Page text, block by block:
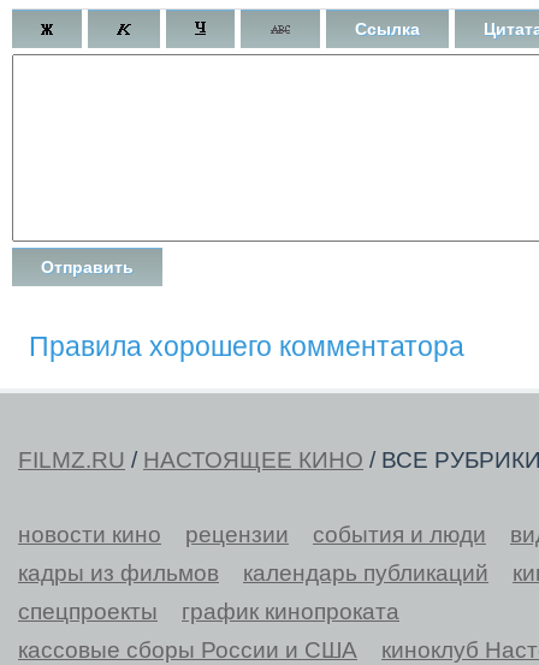
Ссылка
Правила хорошего комментатора
FILMZ.RU / НАСТОЯЩЕЕ КИНО / ВСЕ
новости кино рецензии события и люди
кадры из фильмов
календарь публикаций
спецпроекты
график кинопроката
кассовые сборы России и США
киноклуб